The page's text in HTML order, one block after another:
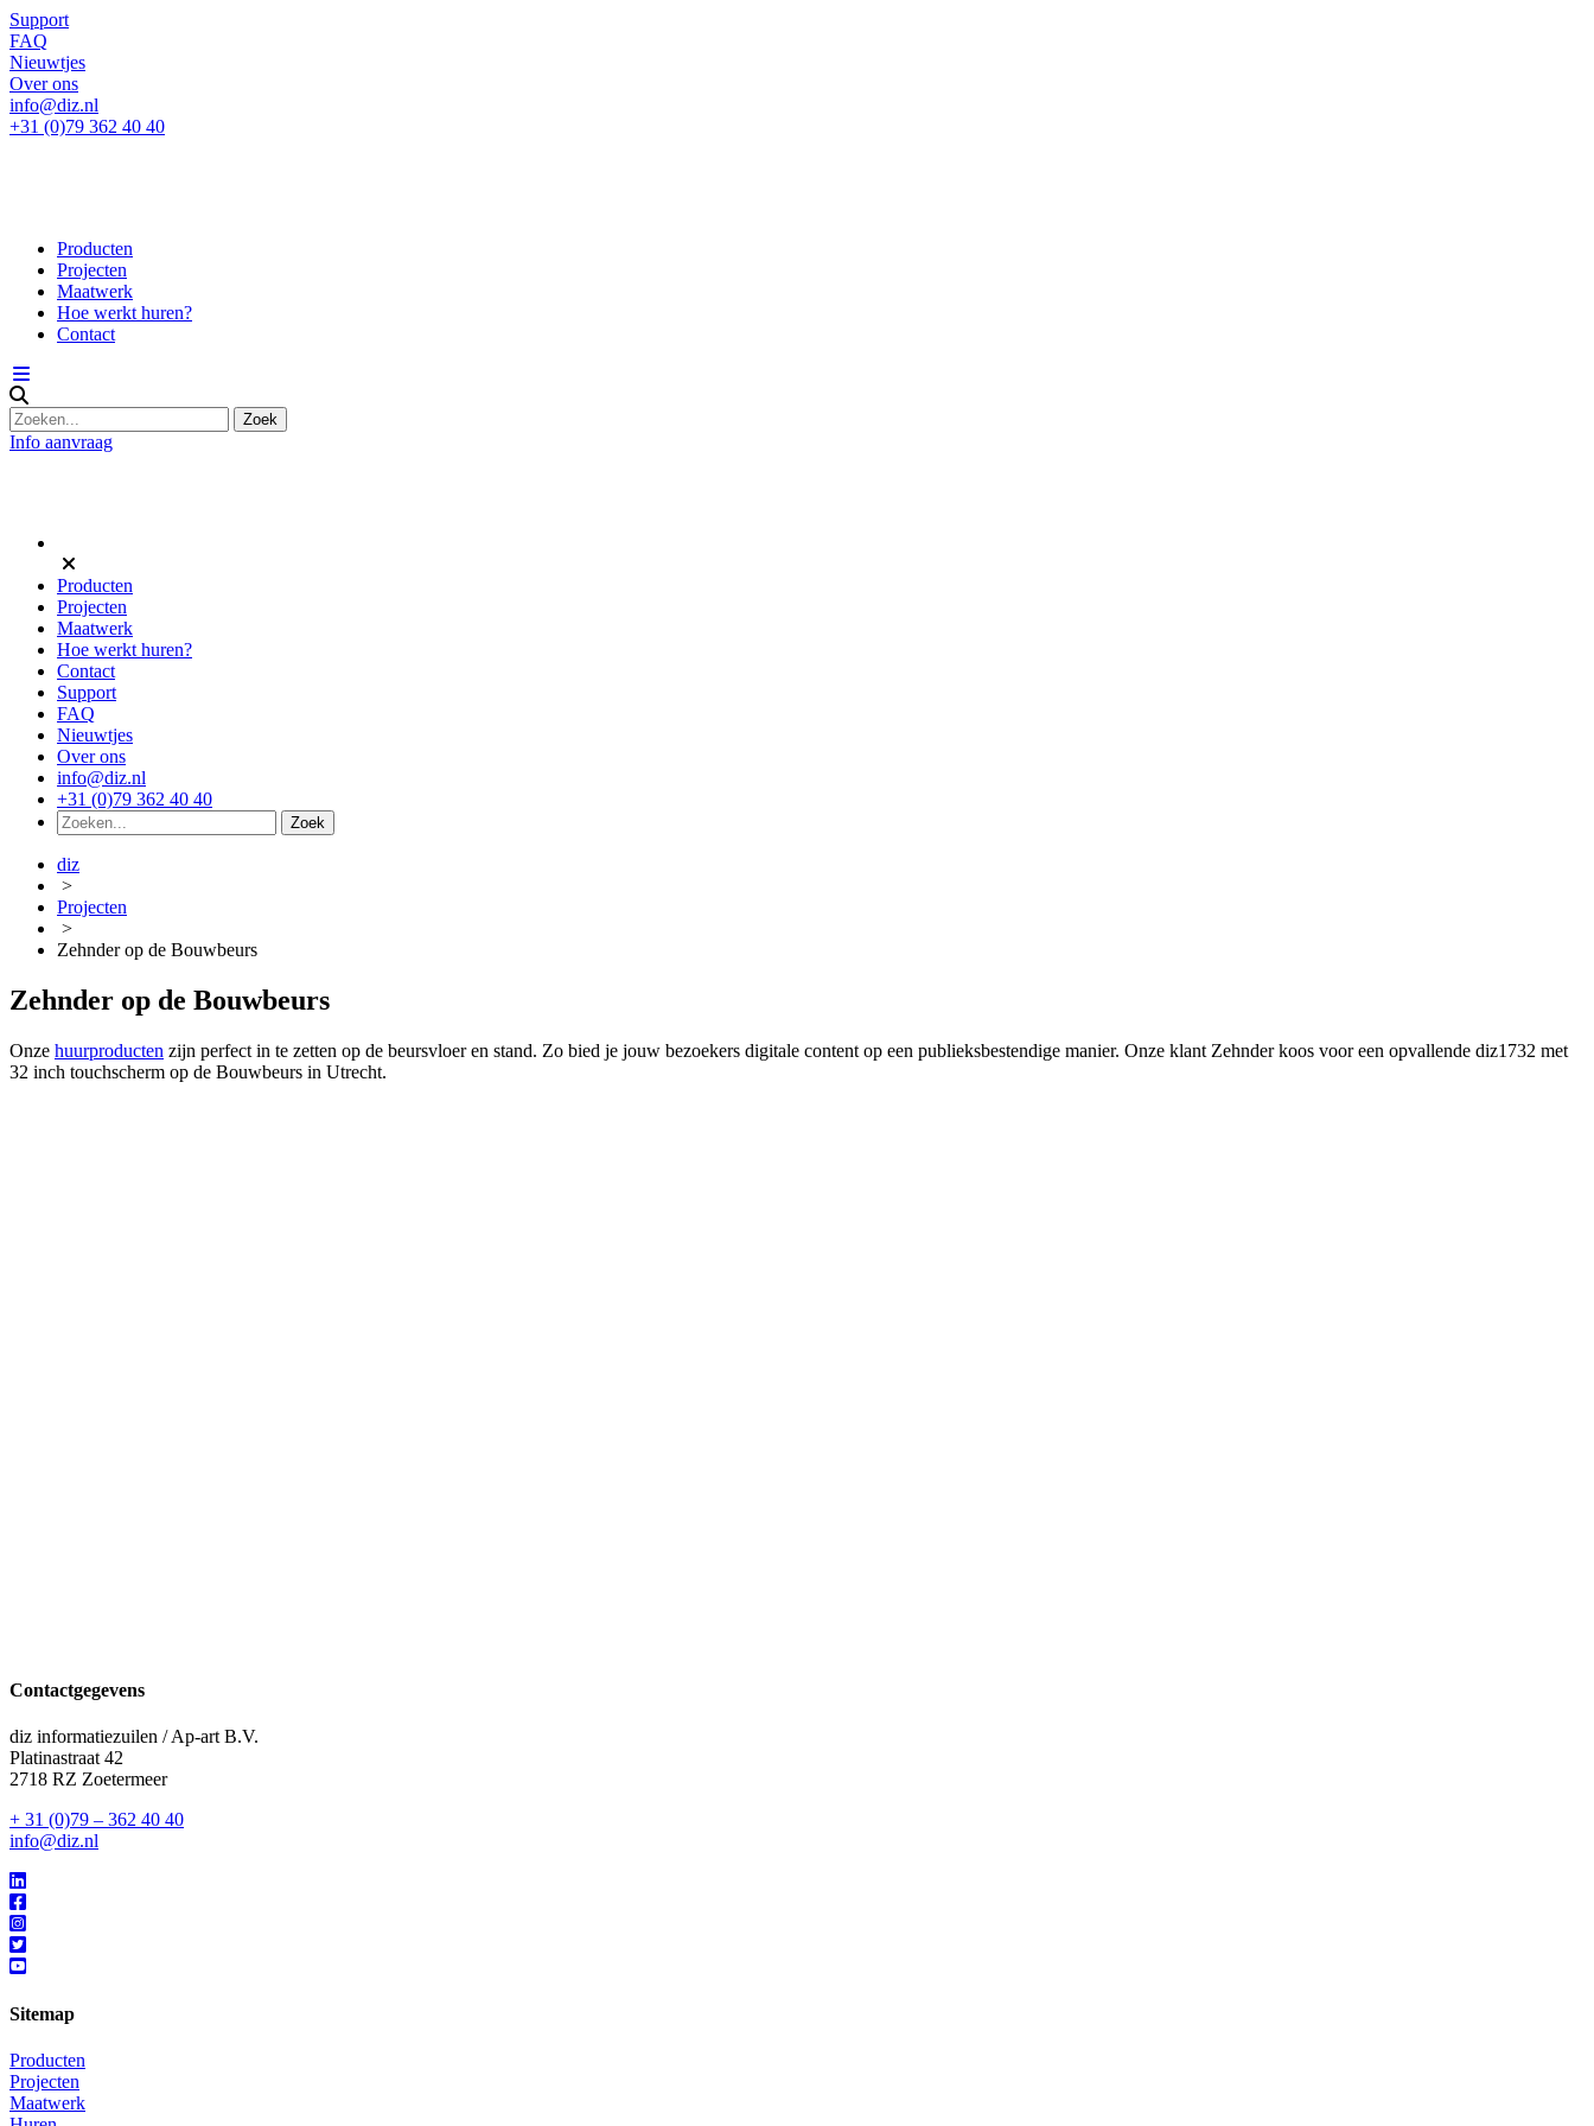
Support
FAQ
Nieuwtjes
Over ons
info@diz.nl
+31 (0)79 362 40 40
Producten
Projecten
Maatwerk
Hoe werkt huren?
Contact
Info aanvraag
Producten
Projecten
Maatwerk
Hoe werkt huren?
Contact
Support
FAQ
Nieuwtjes
Over ons
info@diz.nl
+31 (0)79 362 40 40
diz
>
Projecten
>
Zehnder op de Bouwbeurs
Zehnder op de Bouwbeurs
Onze huurproducten zijn perfect in te zetten op de beursvloer en stand. Zo bied je jouw bezoekers digitale content op een publieksbestendige manier. Onze klant Zehnder koos voor een opvallende diz1732 met
32 inch touchscherm op de Bouwbeurs in Utrecht.
Contactgegevens
diz informatiezuilen / Ap-art B.V.
Platinastraat 42
2718 RZ Zoetermeer
+ 31 (0)79 – 362 40 40
info@diz.nl
Sitemap
Producten
Projecten
Maatwerk